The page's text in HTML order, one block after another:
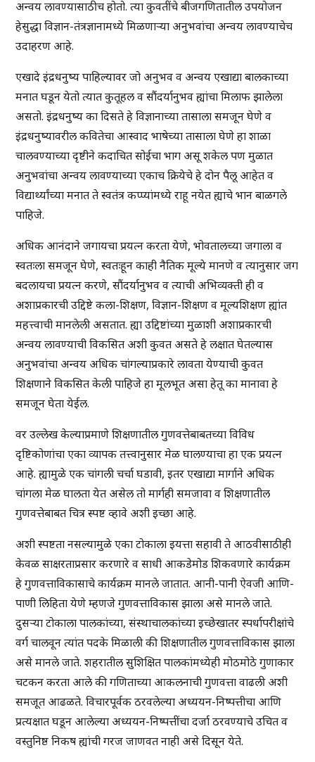
अन्वय लावण्यासाठीच होतो. त्या कुवतींचे बीजगणितातील उपयोजन
हेसुद्धा विज्ञान-तंत्रज्ञानामध्ये मिळणाऱ्या अनुभवांचा अन्वय लावण्याचेच
उदाहरण आहे.
एखादे इंद्रधनुष्य पाहिल्यावर जो अनुभव व अन्वय एखाद्या बालकाच्या
मनात घडून येतो त्यात कुतूहल व सौंदर्यानुभव ह्यांचा मिलाफ झालेला
असतो. इंद्रधनुष्य का दिसते हे विज्ञानाच्या तासाला समजून घेणे व
इंद्रधनुष्यावरील कवितेचा आस्वाद भाषेच्या तासाला घेणे हा शाळा
चालवण्याच्या दृष्टीने कदाचित सोईचा भाग असू शकेल पण मुळात
अनुभवांचा अन्वय लावण्याच्या एकाच क्रियेचे हे दोन पैलू आहेत व
विद्यार्थ्यांच्या मनात ते स्वतंत्र कप्प्यांमध्ये राहू नयेत ह्याचे भान बाळगले
पाहिजे.
अधिक आनंदाने जगायचा प्रयत्न करता येणे, भोवतालच्या जगाला व
स्वतःला समजून घेणे, स्वतःहून काही नैतिक मूल्ये मानणे व त्यानुसार जग
बदलायचा प्रयत्न करणे, सौंदर्यानुभव व त्याची अभिव्यक्ती ही व
अशाप्रकारची उद्दिष्टे कला-शिक्षण, विज्ञान-शिक्षण व मूल्यशिक्षण ह्यांत
महत्त्वाची मानलेली असतात. ह्या उद्दिष्टांच्या मुळाशी अशाप्रकारची
अन्वय लावण्याची विकसित अशी कुवत असते हे लक्षात घेतल्यास
अनुभवांचा अन्वय अधिक चांगल्याप्रकारे लावता येण्याची कुवत
शिक्षणाने विकसित केली पाहिजे हा मूलभूत असा हेतू का मानावा हे
समजून घेता येईल.
वर उल्लेख केल्याप्रमाणे शिक्षणातील गुणवत्तेबाबतच्या विविध
दृष्टिकोणांचा एका व्यापक तत्त्वानुसार मेळ घालण्याचा हा एक प्रयत्न
आहे. ह्यामुळे एक चांगली चर्चा घडावी, इतर एखाद्या मार्गाने अधिक
चांगला मेळ घालता येत असेल तो मार्गही समजावा व शिक्षणातील
गुणवत्तेबाबत चित्र स्पष्ट व्हावे अशी इच्छा आहे.
अशी स्पष्टता नसल्यामुळे एका टोकाला इयत्ता सहावी ते आठवीसाठीही
केवळ साक्षरताप्रसार करणारे व साधी आकडेमोड शिकवणारे कार्यक्रम
हे गुणवत्ताविकासाचे कार्यक्रम मानले जातात. आनी-पानी ऐवजी आणि-
पाणी लिहिता येणे म्हणजे गुणवत्ताविकास झाला असे मानले जाते.
दुसऱ्या टोकाला पालकांच्या, संस्थाचालकांच्या इच्छेखातर स्पर्धापरीक्षांचे
वर्ग चालवून त्यांत पदके मिळाली की शिक्षणातील गुणवत्ताविकास झाला
असे मानले जाते. शहरातील सुशिक्षित पालकांमध्येही मोठमोठे गुणाकार
चटकन करता आले की गणिताच्या आकलनाची गुणवत्ता वाढली अशी
समजूत आढळते. विचारपूर्वक ठरवलेल्या अध्ययन-निष्पत्तीचा आणि
प्रत्यक्षात घडून आलेल्या अध्ययन-निष्पत्तींचा दर्जा ठरवण्याचे उचित व
वस्तुनिष्ठ निकष ह्यांची गरज जाणवत नाही असे दिसून येते.